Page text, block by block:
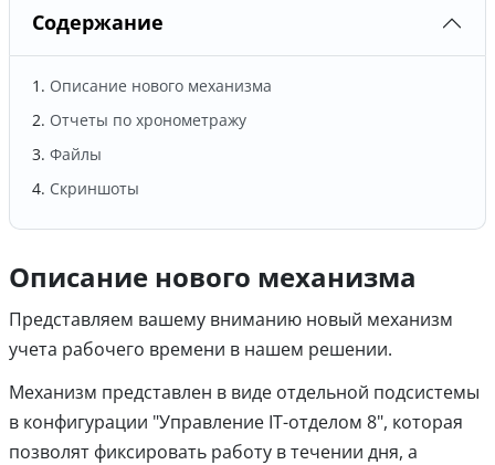
Содержание
Описание нового механизма
Отчеты по хронометражу
Файлы
Скриншоты
Описание нового механизма
Представляем вашему вниманию новый механизм
учета рабочего времени в нашем решении.
Механизм представлен в виде отдельной подсистемы
в конфигурации "Управление IT-отделом 8", которая
позволят фиксировать работу в течении дня, а